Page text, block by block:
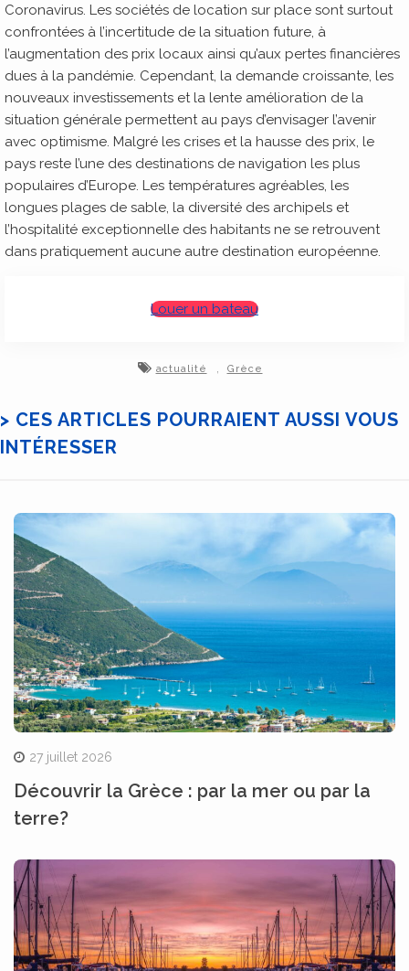
Coronavirus. Les sociétés de location sur place sont surtout
confrontées à l’incertitude de la situation future, à
l’augmentation des prix locaux ainsi qu’aux pertes financières
dues à la pandémie. Cependant, la demande croissante, les
nouveaux investissements et la lente amélioration de la
situation générale permettent au pays d’envisager l’avenir
avec optimisme. Malgré les crises et la hausse des prix, le
pays reste l’une des destinations de navigation les plus
populaires d’Europe. Les températures agréables, les
longues plages de sable, la diversité des archipels et
l’hospitalité exceptionnelle des habitants ne se retrouvent
dans pratiquement aucune autre destination européenne.
Louer un bateau
actualité Grèce
> CES ARTICLES POURRAIENT AUSSI VOUS
INTÉRESSER
27 juillet 2026
Découvrir la Grèce : par la mer ou par la
terre?